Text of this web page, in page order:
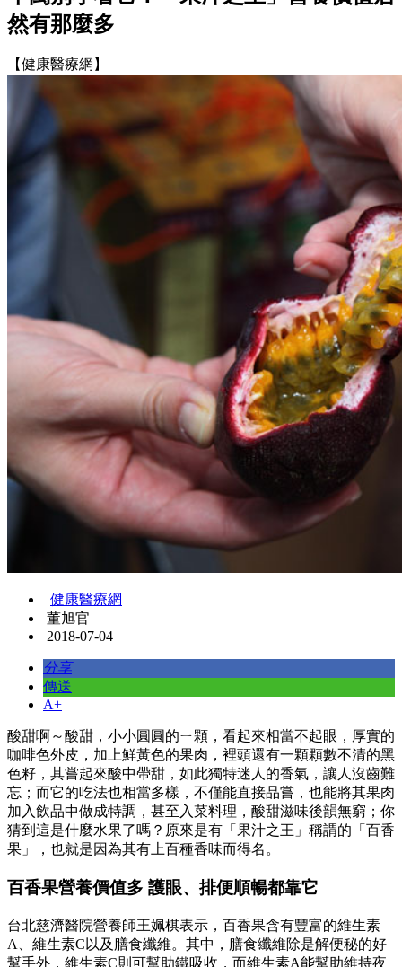
然有那麼多
【健康醫療網】
健康醫療網
董旭官
2018-07-04
分享
傳送
A+
酸甜啊～酸甜，小小圓圓的ㄧ顆，看起來相當不起眼，厚實的
咖啡色外皮，加上鮮黃色的果肉，裡頭還有一顆顆數不清的黑
色籽，其嘗起來酸中帶甜，如此獨特迷人的香氣，讓人沒齒難
忘；而它的吃法也相當多樣，不僅能直接品嘗，也能將其果肉
加入飲品中做成特調，甚至入菜料理，酸甜滋味後韻無窮；你
猜到這是什麼水果了嗎？原來是有「果汁之王」稱謂的「百香
果」，也就是因為其有上百種香味而得名。
百香果營養價值多 護眼、排便順暢都靠它
台北慈濟醫院營養師王姵棋表示，百香果含有豐富的維生素
A、維生素C以及膳食纖維。其中，膳食纖維除是解便秘的好
幫手外，維生素C則可幫助鐵吸收，而維生素A能幫助維持夜